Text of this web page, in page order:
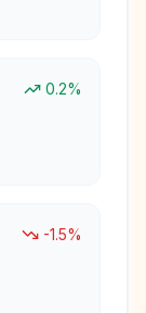
0.2%
-1.5%